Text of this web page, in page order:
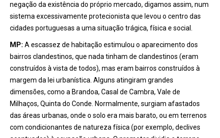
negação da existência do próprio mercado, digamos assim, num
sistema excessivamente protecionista que levou o centro das
cidades portuguesas a uma situação trágica, física e social.
MP: A escassez de habitação estimulou o aparecimento dos
bairros clandestinos, que nada tinham de clandestinos (eram
construídos à vista de todos), mas eram bairros construídos à
margem da lei urbanística. Alguns atingiram grandes
dimensões, como a Brandoa, Casal de Cambra, Vale de
Milhaços, Quinta do Conde. Normalmente, surgiam afastados
das áreas urbanas, onde o solo era mais barato, ou em terrenos
com condicionantes de natureza física (por exemplo, declives